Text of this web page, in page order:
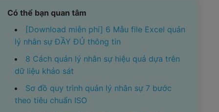
Có thể bạn quan tâm
[Download miễn phí] 6 ​Mẫu file Excel quản
lý nhân sự​ ĐẦY ĐỦ thông tin
8 Cách quản lý nhân sự hiệu quả dựa trên
dữ liệu khảo sát
Sơ đồ quy trình quản lý nhân sự​ 7 bước
theo tiêu chuẩn ISO